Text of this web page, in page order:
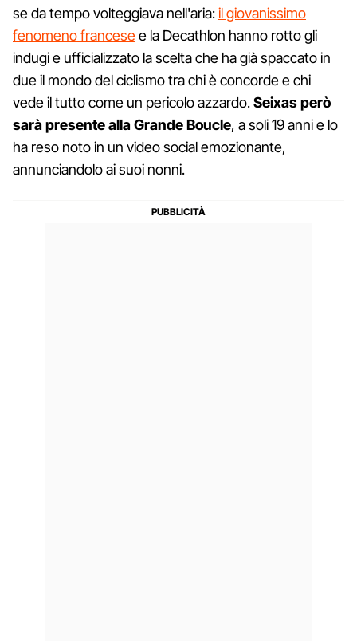
se da tempo volteggiava nell'aria:il giovanissimo
fenomeno francesee la Decathlon hanno rotto gli
indugi e ufficializzato la scelta che ha già spaccato in
due il mondo del ciclismo tra chi è concorde e chi
vede il tutto come un pericolo azzardo.Seixas però
sarà presente alla Grande Boucle, a soli 19 anni e lo
ha reso noto in un video social emozionante,
annunciandolo ai suoi nonni.